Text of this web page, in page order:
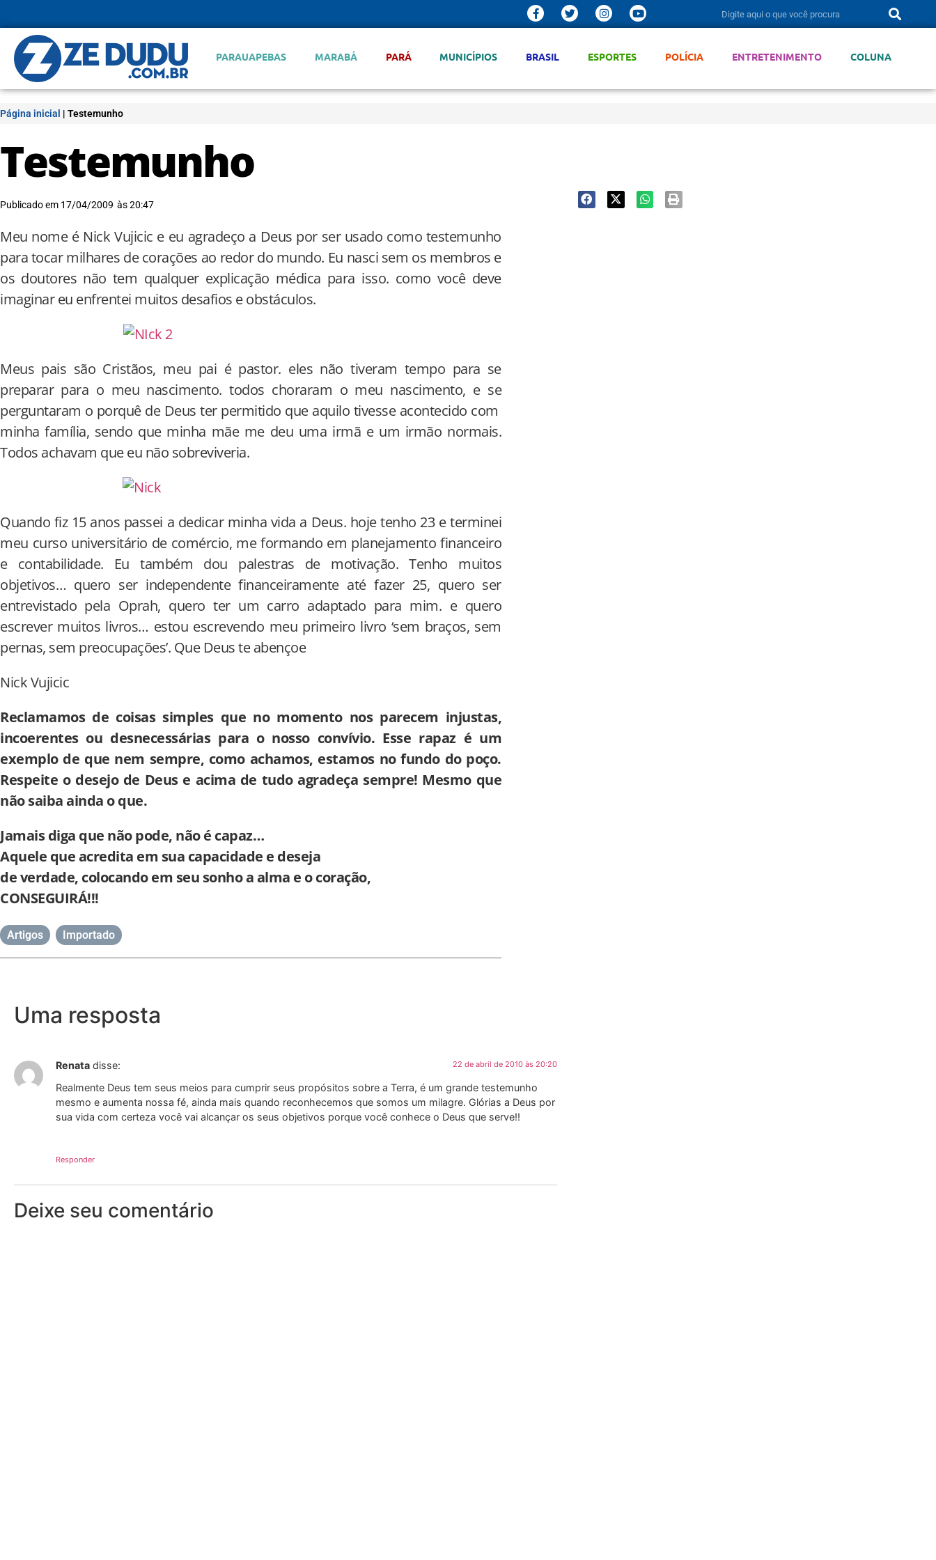
PARAUAPEBAS MARABÁ PARÁ MUNICÍPIOS BRASIL ESPORTES POLÍCIA ENTRETENIMENTO COLUNA
Página inicial | Testemunho
Testemunho
Publicado em 17/04/2009 às20:47
Meu nome é Nick Vujicic e eu agradeço a Deus por ser usado como testemunho
para tocar milhares de corações ao redor do mundo. Eu nasci sem os membros e
os doutores não tem qualquer explicação médica para isso. como você deve
imaginar eu enfrentei muitos desafios e obstáculos.
Meus pais são Cristãos, meu pai é pastor. eles não tiveram tempo para se
preparar para o meu nascimento. todos choraram o meu nascimento, e se
perguntaram o porquê de Deus ter permitido que aquilo tivesse acontecido com
minha família, sendo que minha mãe me deu uma irmã e um irmão normais.
Todos achavam que eu não sobreviveria.
Quando fiz 15 anos passei a dedicar minha vida a Deus. hoje tenho 23 e terminei
meu curso universitário de comércio, me formando em planejamento financeiro
e contabilidade. Eu também dou palestras de motivação. Tenho muitos
objetivos… quero ser independente financeiramente até fazer 25, quero ser
entrevistado pela Oprah, quero ter um carro adaptado para mim. e quero
escrever muitos livros… estou escrevendo meu primeiro livro ‘sem braços, sem
pernas, sem preocupações’. Que Deus te abençoe
Nick Vujicic
Reclamamos de coisas simples que no momento nos parecem injustas,
incoerentes ou desnecessárias para o nosso convívio. Esse rapaz é um
exemplo de que nem sempre, como achamos, estamos no fundo do poço.
Respeite o desejo de Deus e acima de tudo agradeça sempre! Mesmo que
não saiba ainda o que.
Jamais diga que não pode, não é capaz…
Aquele que acredita em sua capacidade e deseja
de verdade, colocando em seu sonho a alma e o coração,
CONSEGUIRÁ!!!
Artigos Importado
Uma resposta
Renata disse: 22 de abril de 2010 às 20:20
Realmente Deus tem seus meios para cumprir seus propósitos sobre a Terra, é um grande testemunho
mesmo e aumenta nossa fé, ainda mais quando reconhecemos que somos um milagre. Glórias a Deus por
sua vida com certeza você vai alcançar os seus objetivos porque você conhece o Deus que serve!!
Responder
Deixe seu comentário